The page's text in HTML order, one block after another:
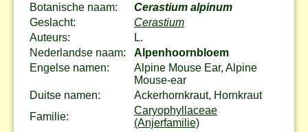
Botanische naam:
Cerastium alpinum
Geslacht:
Cerastium
Auteurs:
L.
Nederlandse naam:
Alpenhoornbloem
Engelse namen:
Alpine Mouse Ear, Alpine
Mouse-ear
Duitse namen:
Ackerhornkraut, Hornkraut
Familie:
Caryophyllaceae
(Anjerfamilie)